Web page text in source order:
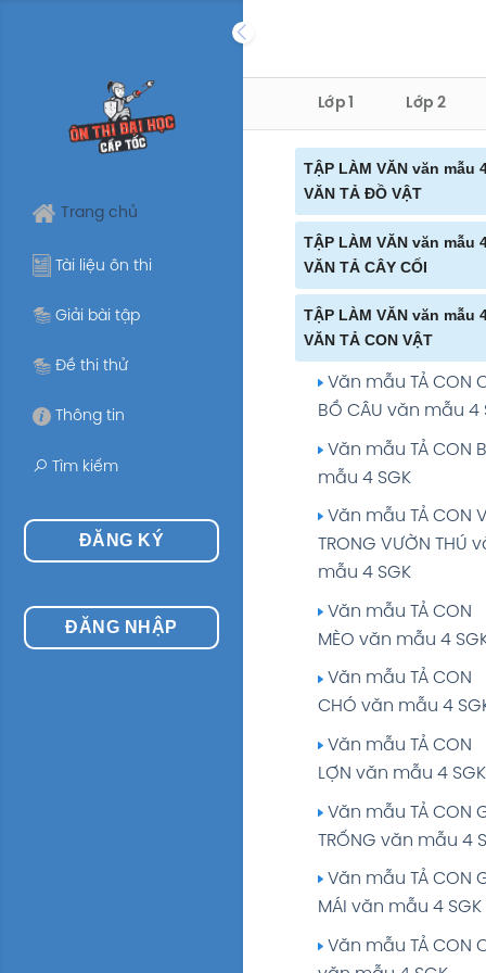
Trang chủ
Tài liệu ôn thi
Giải bài tập
Đề thi thử
Thông tin
Tìm kiếm
ĐĂNG KÝ
ĐĂNG NHẬP
Lớp 1 Lớp 2
TẬP LÀM VĂN văn mẫu
VĂN TẢ ĐỒ VẬT
Văn mẫu EM HÃY TẢ
CHIẾC ÁO HOẶC
EM MẶC ĐẾN
NAY văn mẫu 4 SGK
Văn mẫu TẢ MỘT
ĐỒ CHƠI MÀ EM YÊU
THÍCH văn mẫu 4
Văn mẫu TẢ MỘT
TRONG NHÀ EM YÊU
THÍCH văn mẫu 4
Văn mẫu TẢ CÂY
MÁY văn mẫu 4 SGK
Văn mẫu TẢ CON
BÔNG MÀ EM YÊU
THÍCH văn mẫu 4
Văn mẫu TẢ CON
MÀ EM YÊU THÍCH
4 SGK
Văn mẫu TẢ CÁI
KẺ CỦA EM văn mẫu
Văn mẫu TẢ CHIẾC
HỌC CỦA EM văn
Văn mẫu TẢ CHIẾC
TẬP LÀM VĂN văn mẫu
VĂN TẢ CÂY CỐI
Văn mẫu TẢ CÂY
MÁT văn mẫu 4 SGK
Văn mẫu TẢ CÂY
ĐÀO NGÀY TẾT văn
Văn mẫu TẢ CÂY
Văn mẫu TẢ CÂY
GẠO văn mẫu 4 SGK
Văn mẫu TẢ CÂY
MAI văn mẫu 4 SGK
Văn mẫu TẢ CÂY
RIÊNG văn mẫu 4
Văn mẫu TẢ CÂY
VĨ văn mẫu 4 SGK
Văn mẫu TẢ CÂY
BÀNG văn mẫu 4
Văn mẫu TẢ CÂY
EM YÊU THÍCH văn
Văn mẫu TẢ CÂY
TẬP LÀM VĂN văn mẫu
VĂN TẢ CON VẬT
Văn mẫu TẢ CON
BỒ CÂU văn mẫu 4
Văn mẫu TẢ CON
mẫu 4 SGK
Văn mẫu TẢ CON
TRONG VƯỜN THÚ
mẫu 4 SGK
Văn mẫu TẢ CON
MÈO văn mẫu 4
Văn mẫu TẢ CON
CHÓ văn mẫu 4
Văn mẫu TẢ CON
LỢN văn mẫu 4 SGK
Văn mẫu TẢ CON
TRỐNG văn mẫu 4
Văn mẫu TẢ CON
MÁI văn mẫu 4 SGK
Văn mẫu TẢ CON